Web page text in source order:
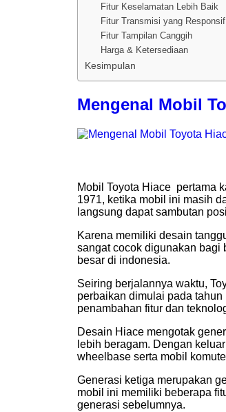
Fitur Keselamatan Lebih Baik
Fitur Transmisi yang Responsif
Fitur Tampilan Canggih
Harga & Ketersediaan
Kesimpulan
Mengenal Mobil
Mobil Toyota Hiace pertama
1971, ketika mobil ini masih
langsung dapat sambutan
Karena memiliki desain
sangat cocok digunakan bagi
besar di indonesia.
Seiring berjalannya waktu,
perbaikan dimulai pada
penambahan fitur dan
Desain Hiace mengotak
lebih beragam. Dengan
wheelbase serta mobil
Generasi ketiga merupakan
mobil ini memiliki beberapa
generasi sebelumnya.